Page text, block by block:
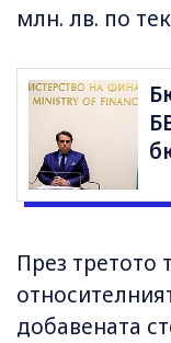
млн. лв. по
През третото
добавената